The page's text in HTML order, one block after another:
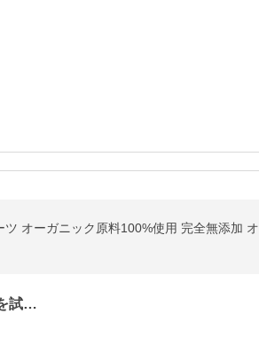
オーガニック原料100%使用 完全無添加
試…